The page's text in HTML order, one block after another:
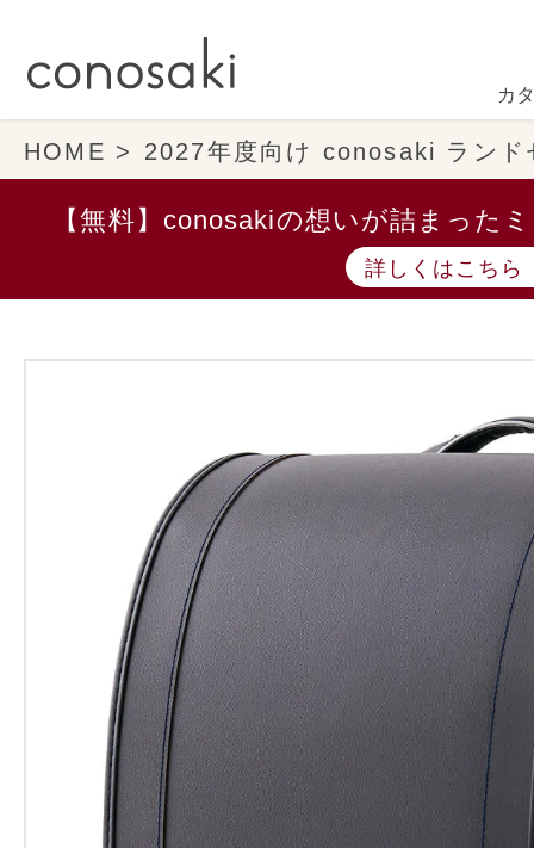
カ
HOME 2027年度向け conosaki ランド
【無料】conosakiの想いが詰まった
詳しくはこちら